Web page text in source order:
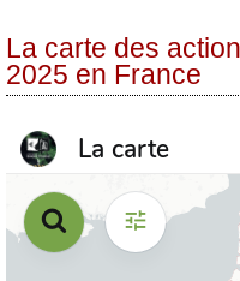
La carte des
2025 en France